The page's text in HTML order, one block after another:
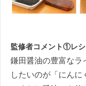
監修者コメント①レ
鎌田醤油の豊富なラ
したいのが「にん